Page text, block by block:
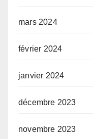
mars 2024
février 2024
janvier 2024
décembre 2023
novembre 2023